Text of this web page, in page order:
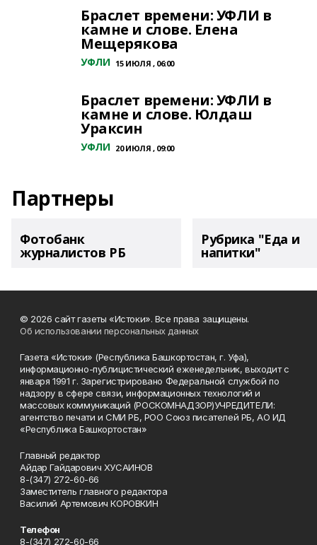
Браслет времени: УФЛИ в
камне и слове. Елена
Мещерякова
УФЛИ 15 ИЮЛЯ , 06:00
Браслет времени: УФЛИ в
камне и слове. Юлдаш
Ураксин
УФЛИ 20 ИЮЛЯ , 09:00
Партнеры
Фотобанк
журналистов РБ
Рубрика "Еда и
напитки"
© 2026 сайт газеты «Истоки». Все права защищены.
Об использовании персональных данных
Газета «Истоки» (Республика Башкортостан, г. Уфа),
информационно-публицистический еженедельник, выходит с
января 1991 г. Зарегистрировано Федеральной службой по
надзору в сфере связи, информационных технологий и
массовых коммуникаций (РОСКОМНАДЗОР)УЧРЕДИТЕЛИ:
агентство печати и СМИ РБ, РОО Союз писателей РБ, АО ИД
«Республика Башкортостан»
Главный редактор
Айдар Гайдарович ХУСАИНОВ
8-(347) 272-60-66
Заместитель главного редактора
Василий Артемович КОРОВКИН
Телефон
8-(347) 272-60-66